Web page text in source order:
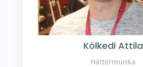
Kölkedi Attila
Háttérmunka